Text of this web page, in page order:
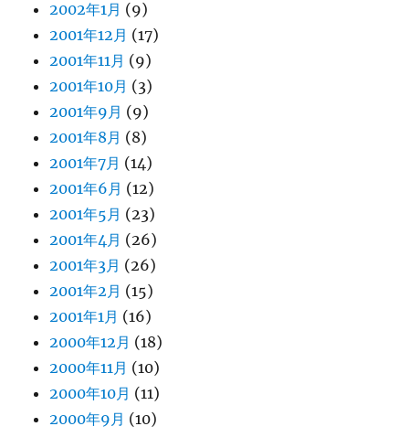
2002年1月 (9)
2001年12月 (17)
2001年11月 (9)
2001年10月 (3)
2001年9月 (9)
2001年8月 (8)
2001年7月 (14)
2001年6月 (12)
2001年5月 (23)
2001年4月 (26)
2001年3月 (26)
2001年2月 (15)
2001年1月 (16)
2000年12月 (18)
2000年11月 (10)
2000年10月 (11)
2000年9月 (10)